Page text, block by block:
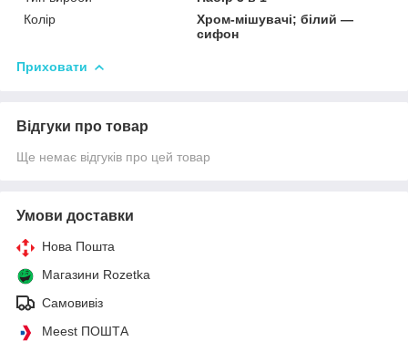
Колір
Хром-мішувачі; білий —
сифон
Приховати
Відгуки про товар
Ще немає відгуків про цей товар
Умови доставки
Нова Пошта
Магазини Rozetka
Самовивіз
Meest ПОШТА